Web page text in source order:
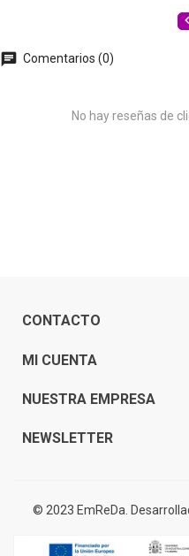
Comentarios (0)
No hay reseñas de
CONTACTO
MI CUENTA
NUESTRA EMPRESA
NEWSLETTER
© 2023 EmReDa.